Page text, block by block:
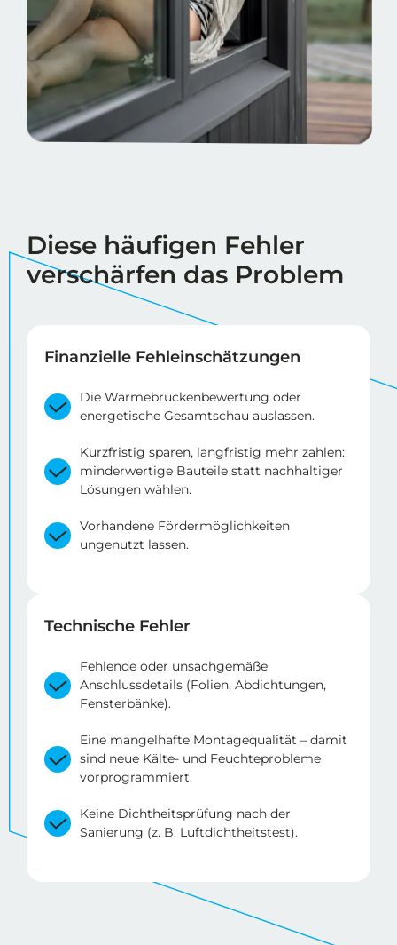
Diese häufigen Fehler
verschärfen das Problem
Finanzielle Fehleinschätzungen
Die Wärmebrückenbewertung oder
energetische Gesamtschau auslassen.
Kurzfristig sparen, langfristig mehr zahlen:
minderwertige Bauteile statt nachhaltiger
Lösungen wählen.
Vorhandene Fördermöglichkeiten
ungenutzt lassen.
Technische Fehler
Fehlende oder unsachgemäße
Anschlussdetails (Folien, Abdichtungen,
Fensterbänke).
Eine mangelhafte Montagequalität – damit
sind neue Kälte- und Feuchteprobleme
vorprogrammiert.
Keine Dichtheitsprüfung nach der
Sanierung (z. B. Luftdichtheitstest).